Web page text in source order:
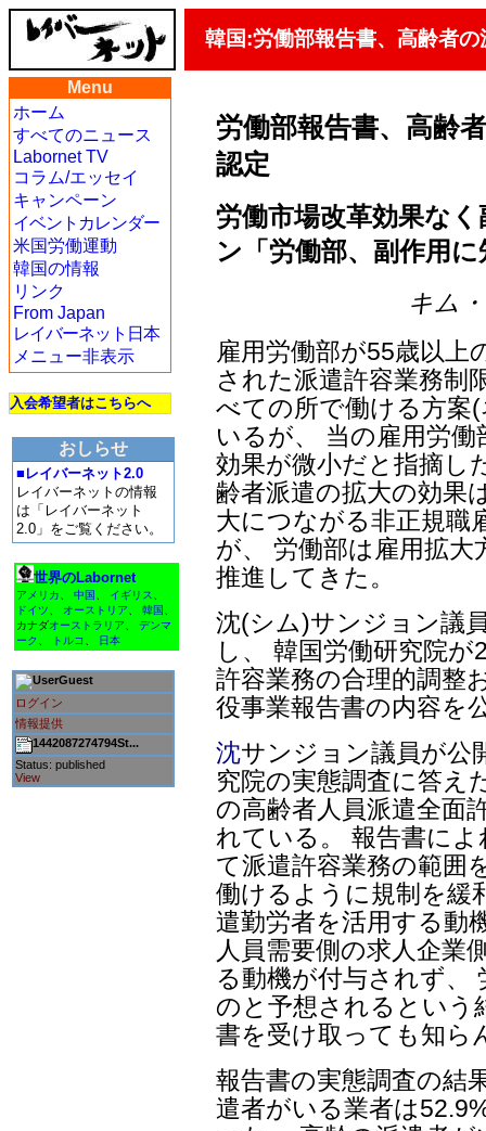
韓国:労働部報告書、高齢者
Menu
ホーム
すべてのニュース
Labornet TV
コラム/エッセイ
キャンペーン
イベントカレンダー
米国労働運動
韓国の情報
リンク
From Japan
レイバーネット日本
メニュー非表示
入会希望者はこちらへ
おしらせ
■レイバーネット2.0
レイバーネットの情報
は「レイバーネット
2.0」をご覧ください。
世界のLabornet
アメリカ 中国 イギリス
ドイツ
オーストリア 韓国
カナダオーストラリア
デンマ
ーク
トルコ 日本
Guest
ログイン
情報提供
1442087274794St...
Status: published
View
労働部報告書、高齢
認定
労働市場改革効果な
ン「労働部、副作用
キム
雇用労働部が55歳以上
された派遣許容業務制
べての所で働ける方案
いるが、 当の雇用労
効果が微小だと指摘し
齢者派遣の拡大の効果
大につながる非正規職
が、 労働部は雇用拡
推進してきた。
沈(シム)サンジョン議
し、 韓国労働研究院
許容業務の合理的調整
役事業報告書の内容を
沈サンジョン議員が公
究院の実態調査に答え
の高齢者人員派遣全面
れている。 報告書に
て派遣許容業務の範囲
働けるように規制を緩
遣勤労者を活用する動
人員需要側の求人企業
る動機が付与されず、
のと予想されるという
書を受け取っても知ら
報告書の実態調査の結
遣者がいる業者は